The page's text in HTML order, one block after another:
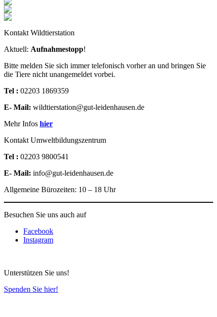
Kontakt Wildtierstation
Aktuell: Aufnahmestopp!
Bitte melden Sie sich immer telefonisch vorher an und bringen Sie
die Tiere nicht unangemeldet vorbei.
Tel : 02203 1869359
E- Mail: wildtierstation@gut-leidenhausen.de
Mehr Infos hier
Kontakt Umweltbildungszentrum
Tel : 02203 9800541
E- Mail: info@gut-leidenhausen.de
Allgemeine Bürozeiten: 10 – 18 Uhr
Besuchen Sie uns auch auf
Facebook
Instagram
Unterstützen Sie uns!
Spenden Sie hier!